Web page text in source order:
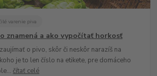
varenie piva
znamená a ako vypočítať horkosť
o pivo, skôr či neskôr narazíš na
je to len číslo na etikete, pre domáceho
čítať celé